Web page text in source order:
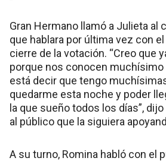
Gran Hermano llamó a Julieta al
que hablara por última vez con
cierre de la votación. “Creo que
porque nos conocen muchísimo
está decir que tengo
quedarme esta noche y poder
la que sueño todos los días”,
al público que la siguiera
A su turno, Romina habló con el